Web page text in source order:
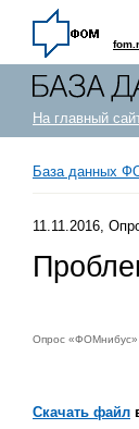
На главный
База данных
11.11.2016,
Опрос «ФОМнибус»
Скачать файл